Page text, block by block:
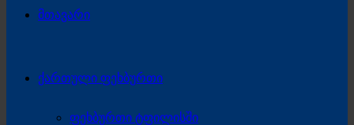
მთავარი
ქართული ფეხბურთი
ფეხბურთი ტფილისში